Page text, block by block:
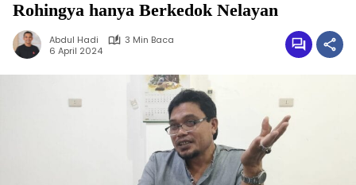
Rohingya hanya Berkedok Nelayan
Abdul Hadi
3 Min Baca
6 April 2024